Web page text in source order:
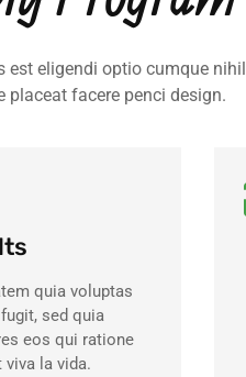
est eligendi optio cumque nihil
facere penci design.
quia voluptas
sed quia
eos qui ratione
la vida.